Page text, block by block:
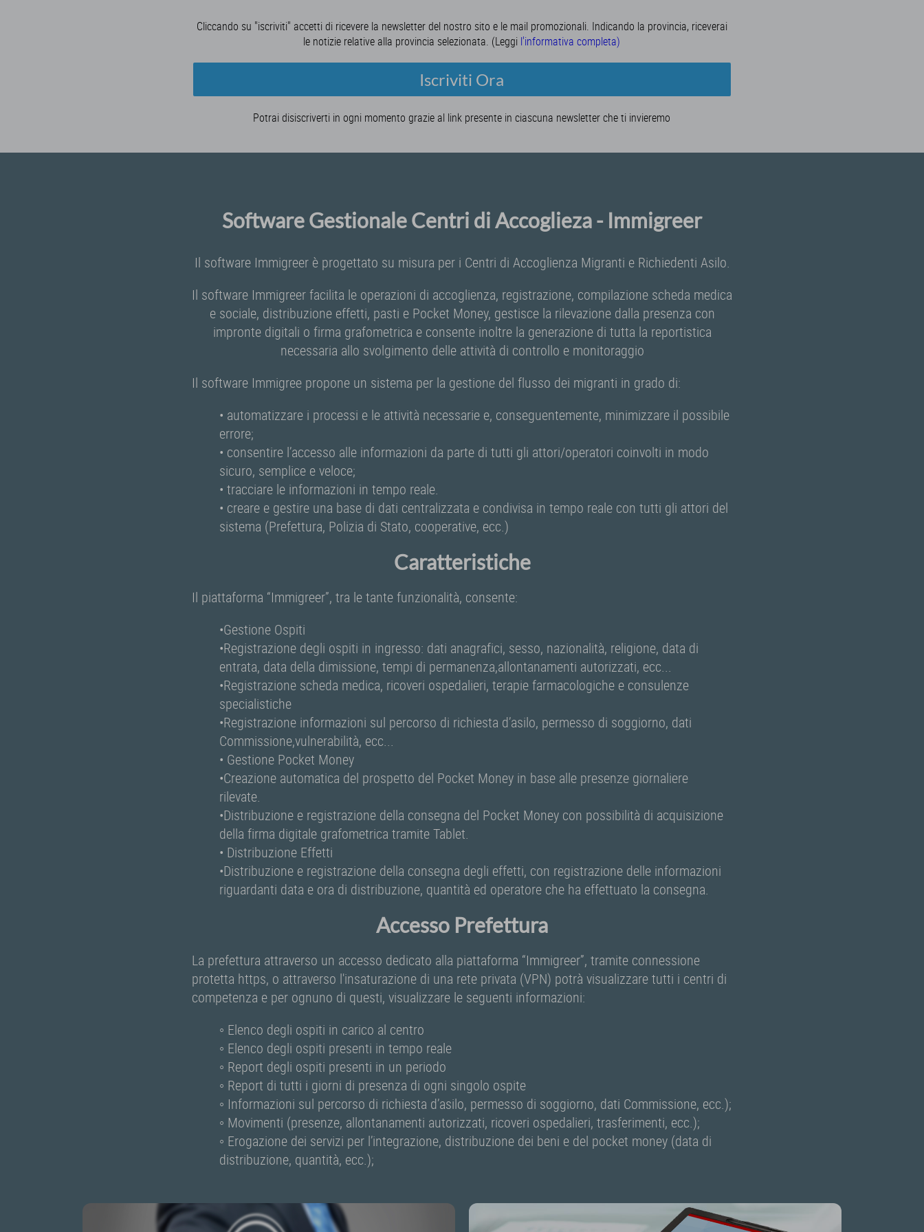
Cliccando su "iscriviti" accetti di ricevere la newsletter del nostro sito e le mail promozionali. Indicando la provincia, riceverai
le notizie relative alla provincia selezionata. (Leggi l'informativa completa)
Iscriviti Ora
Potrai disiscriverti in ogni momento grazie al link presente in ciascuna newsletter che ti invieremo
Software Gestionale Centri di Accoglieza - Immigreer
Il software Immigreer è progettato su misura per i Centri di Accoglienza Migranti e Richiedenti Asilo.
Il software Immigreer facilita le operazioni di accoglienza, registrazione, compilazione scheda medica
e sociale, distribuzione effetti, pasti e Pocket Money, gestisce la rilevazione dalla presenza con
impronte digitali o firma grafometrica e consente inoltre la generazione di tutta la reportistica
necessaria allo svolgimento delle attività di controllo e monitoraggio
Il software Immigree propone un sistema per la gestione del flusso dei migranti in grado di:
• automatizzare i processi e le attività necessarie e, conseguentemente, minimizzare il possibile
errore;
• consentire l’accesso alle informazioni da parte di tutti gli attori/operatori coinvolti in modo
sicuro, semplice e veloce;
• tracciare le informazioni in tempo reale.
• creare e gestire una base di dati centralizzata e condivisa in tempo reale con tutti gli attori del
sistema (Prefettura, Polizia di Stato, cooperative, ecc.)
Caratteristiche
Il piattaforma “Immigreer”, tra le tante funzionalità, consente:
•Gestione Ospiti
•Registrazione degli ospiti in ingresso: dati anagrafici, sesso, nazionalità, religione, data di
entrata, data della dimissione, tempi di permanenza,allontanamenti autorizzati, ecc...
•Registrazione scheda medica, ricoveri ospedalieri, terapie farmacologiche e consulenze
specialistiche
•Registrazione informazioni sul percorso di richiesta d’asilo, permesso di soggiorno, dati
Commissione,vulnerabilità, ecc...
• Gestione Pocket Money
•Creazione automatica del prospetto del Pocket Money in base alle presenze giornaliere
rilevate.
•Distribuzione e registrazione della consegna del Pocket Money con possibilità di acquisizione
della firma digitale grafometrica tramite Tablet.
• Distribuzione Effetti
•Distribuzione e registrazione della consegna degli effetti, con registrazione delle informazioni
riguardanti data e ora di distribuzione, quantità ed operatore che ha effettuato la consegna.
Accesso Prefettura
La prefettura attraverso un accesso dedicato alla piattaforma “Immigreer”, tramite connessione
protetta https, o attraverso l'insaturazione di una rete privata (VPN) potrà visualizzare tutti i centri di
competenza e per ognuno di questi, visualizzare le seguenti informazioni:
◦ Elenco degli ospiti in carico al centro
◦ Elenco degli ospiti presenti in tempo reale
◦ Report degli ospiti presenti in un periodo
◦ Report di tutti i giorni di presenza di ogni singolo ospite
◦ Informazioni sul percorso di richiesta d’asilo, permesso di soggiorno, dati Commissione, ecc.);
◦ Movimenti (presenze, allontanamenti autorizzati, ricoveri ospedalieri, trasferimenti, ecc.);
◦ Erogazione dei servizi per l’integrazione, distribuzione dei beni e del pocket money (data di
distribuzione, quantità, ecc.);